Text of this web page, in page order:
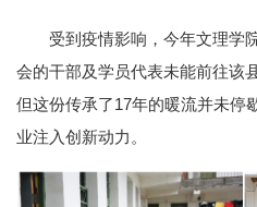
受到疫情影响，今年文理学
会的干部及学员代表未能前往该
但这份传承了17年的暖流并未停
业注入创新动力。